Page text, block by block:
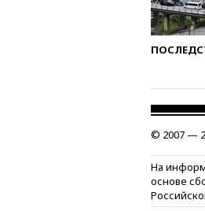
© 2007 —
На
основе